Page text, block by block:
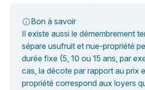
Bon à savoir
Il existe aussi le démembrement
sépare usufruit et nue-propriété
durée fixe (5, 10 ou 15 ans, par
cas, la décote par rapport au prix
propriété correspond aux loyers